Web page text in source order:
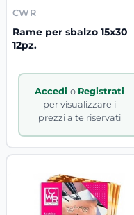
CWR
Rame per sbalzo 15x30
12pz.
Accedi o Registrati
per visualizzare i
prezzi a te riservati